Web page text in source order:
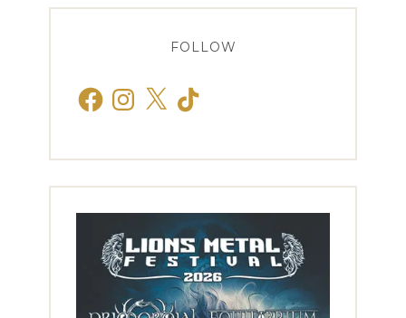
FOLLOW
FacebookInstagram
X TikTok